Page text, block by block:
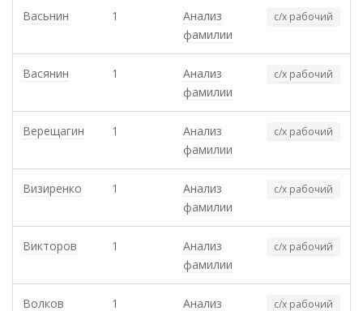
Васьнин 1
Анализ
фамилии
с/х рабочий
Васянин 1
Анализ
фамилии
с/х рабочий
Верещагин 1
Анализ
фамилии
с/х рабочий
Визиренко 1
Анализ
фамилии
с/х рабочий
Викторов 1
Анализ
фамилии
с/х рабочий
Волков 1
Анализ
с/х рабочий